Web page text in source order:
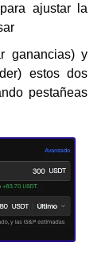
ajustar la
estos dos
pestañeas